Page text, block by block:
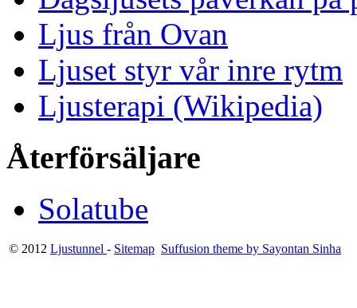
Ljus från Ovan
Ljuset styr vår inre rytm
Ljusterapi (Wikipedia)
Återförsäljare
Solatube
© 2012 Ljustunnel - Sitemap Suffusion theme by Sayontan Sinha